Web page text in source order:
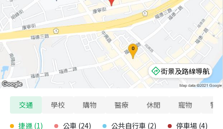
街景及路線導航
交通 學校 購物 醫療 休閒 寵物 警
捷運 (1) 公車 (24) 公共自行車 (2) 停車場 (4)